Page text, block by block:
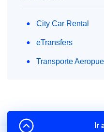
City Car Rental
eTransfers
Transporte
Ir